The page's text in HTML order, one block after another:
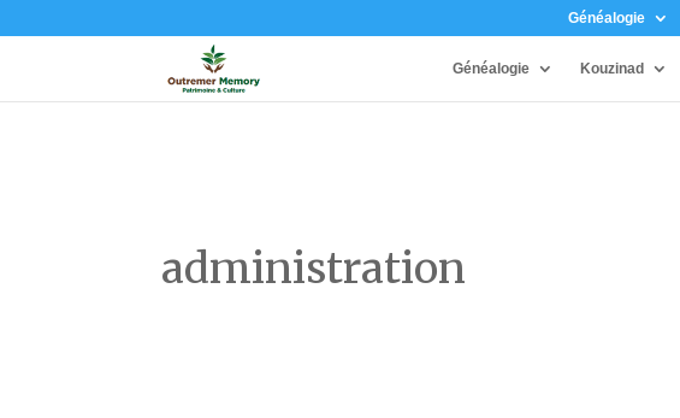
Généalogie
Généalogie Kouzinad
administration